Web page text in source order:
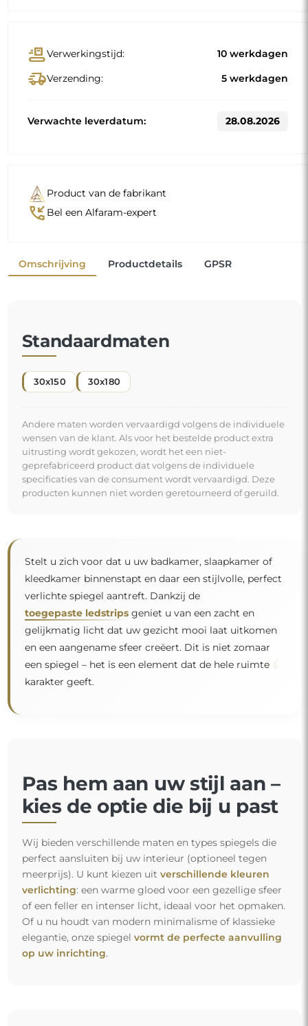
conveyor_beltVerwerkingstijd: 10 werkdagen
delivery_truck_speedVerzending: 5 werkdagen
Verwachte leverdatum: 28.08.2026
Product van de fabrikant
phone_callback Bel een Alfaram-expert
Omschrijving Productdetails GPSR
Standaardmaten
30x150 30x180
Andere maten worden vervaardigd volgens de individuele
wensen van de klant. Als voor het bestelde product extra
uitrusting wordt gekozen, wordt het een niet-
geprefabriceerd product dat volgens de individuele
specificaties van de consument wordt vervaardigd. Deze
producten kunnen niet worden geretourneerd of geruild.
Stelt u zich voor dat u uw badkamer, slaapkamer of
kleedkamer binnenstapt en daar een stijlvolle, perfect
verlichte spiegel aantreft. Dankzij de
toegepaste ledstripsgeniet u van een zacht en
gelijkmatig licht dat uw gezicht mooi laat uitkomen
en een aangename sfeer creëert. Dit is niet zomaar
een spiegel – het is een element dat de hele ruimte
karakter geeft.
“
Pas hem aan uw stijl aan –
kies de optie die bij u past
Wij bieden verschillende maten en types spiegels die
perfect aansluiten bij uw interieur (optioneel tegen
meerprijs). U kunt kiezen uit verschillende kleuren
verlichting: een warme gloed voor een gezellige sfeer
of een feller en intenser licht, ideaal voor het opmaken.
Of u nu houdt van modern minimalisme of klassieke
elegantie, onze spiegel vormt de perfecte aanvulling
op uw inrichting.